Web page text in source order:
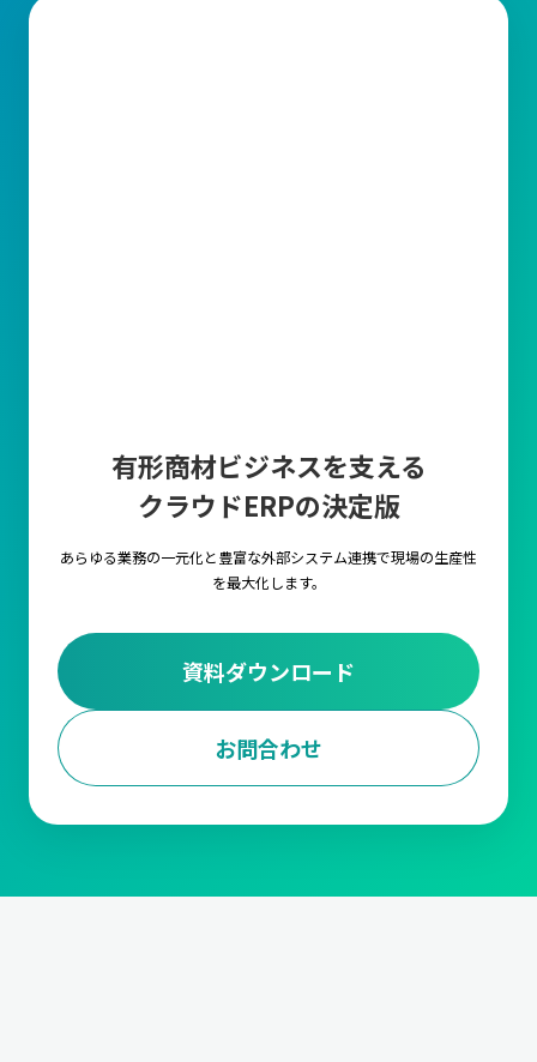
有形商材ビジネスを支える
クラウドERPの決定版
あらゆる業務の一元化と豊富な外部システム連携で現場の生産性
を最大化します。
資料ダウンロード
お問合わせ